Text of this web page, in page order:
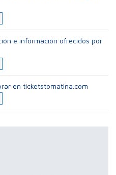
e información ofrecidos por
en ticketstomatina.com